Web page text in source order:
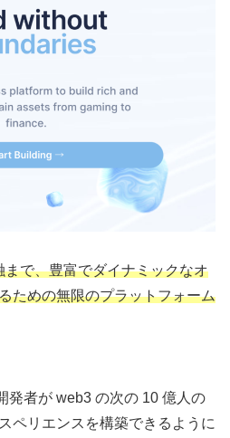
まで、豊富でダイナミックなオ
ための無限のプラットフォーム
発者が web3 の次の 10 億人の
ペリエンスを構築できるように